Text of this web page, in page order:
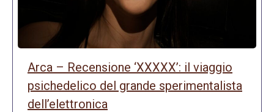
Arca – Recensione ‘XXXXX’: il viaggio
psichedelico del grande sperimentalista
dell’elettronica